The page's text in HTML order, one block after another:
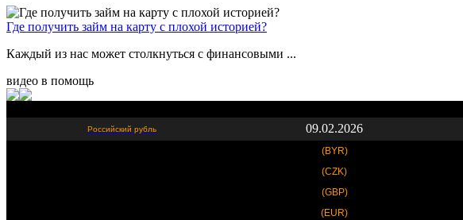
Где получить займ на карту с плохой историей?
Каждый из нас может столкнуться с финансовыми ...
видео в помощь
Российский рубль 09.02.2026
(BYR)
(CZK)
(GBP)
(EUR)